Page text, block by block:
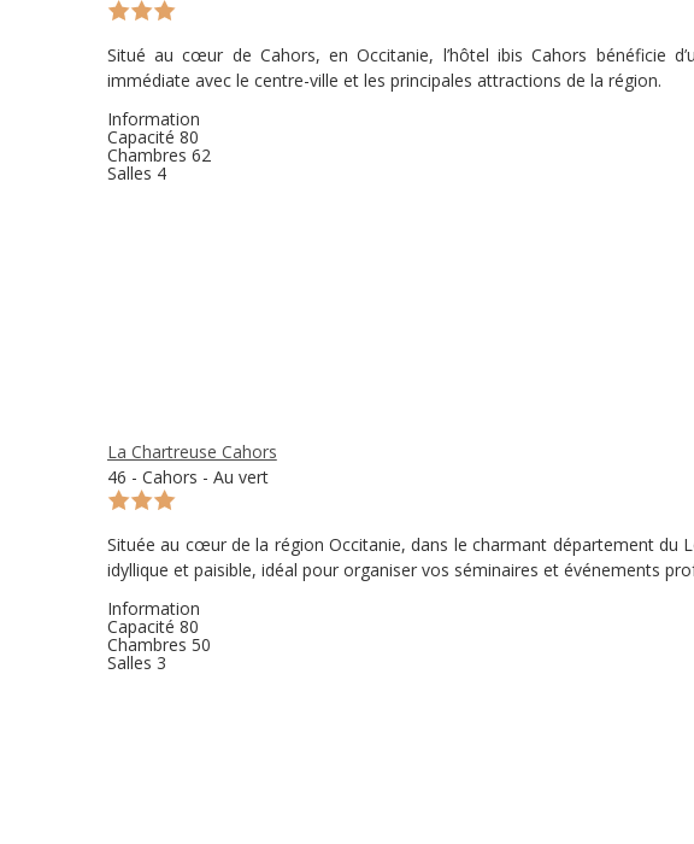
Situé au cœur de Cahors, en Occitanie, l’hôtel ibis Cahors bénéficie
immédiate avec le centre-ville et les principales attractions de la région.
Information
Capacité 80
Chambres 62
Salles 4
La Chartreuse Cahors
46 - Cahors - Au vert
Située au cœur de la région Occitanie, dans le charmant département du
idyllique et paisible, idéal pour organiser vos séminaires et événements
Information
Capacité 80
Chambres 50
Salles 3